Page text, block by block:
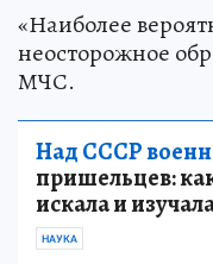
«Наиболее
неосторожное
МЧС.
Над СССР
пришельцев:
искала и
НАУКА